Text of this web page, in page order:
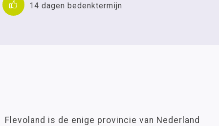
14 dagen bedenktermijn
Flevoland is de enige provincie van Nederland